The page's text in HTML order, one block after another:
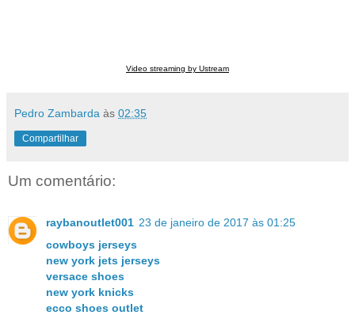
Video streaming by Ustream
Pedro Zambarda às 02:35
Compartilhar
Um comentário:
raybanoutlet001 23 de janeiro de 2017 às 01:25
cowboys jerseys
new york jets jerseys
versace shoes
new york knicks
ecco shoes outlet